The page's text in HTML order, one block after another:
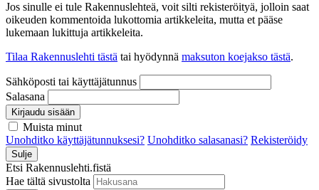
Jos sinulle ei tule Rakennuslehteä, voit silti rekisteröityä, jolloin saat
oikeuden kommentoida lukottomia artikkeleita, mutta et pääse
lukemaan lukittuja artikkeleita.
Tilaa Rakennuslehti tästä tai hyödynnä maksuton koejakso tästä.
Sähköposti tai käyttäjätunnus
Salasana
Kirjaudu sisään
Muista minut
Unohditko käyttäjätunnuksesi? Unohditko salasanasi? Rekisteröidy
Sulje
Etsi Rakennuslehti.fistä
Hae tältä sivustolta